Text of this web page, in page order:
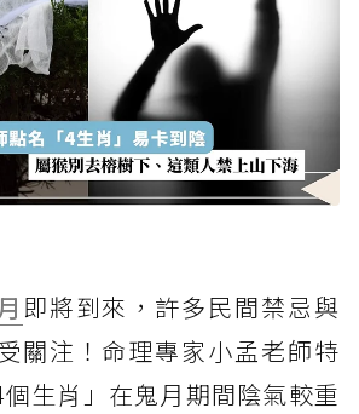
即將到來，許多民間禁忌與
關注！命理專家小孟老師特
生肖」在鬼月期間陰氣較重